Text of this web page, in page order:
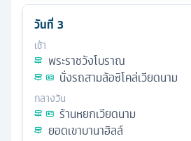
วันที่ 3
เช้า
พระราชวังโบราณ
นั่งรถสามล้อซิโคล่เวียดนาม
กลางวัน
ร้านหยกเวียดนาม
ยอดเขาบานาฮิลล์